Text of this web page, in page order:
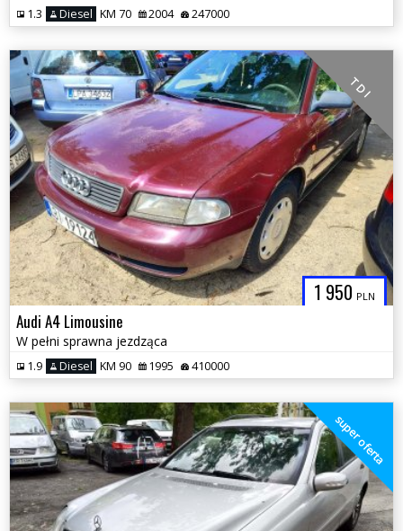
1.3 Diesel KM 70 2004 247000
1 950 PLN
T D I
Audi A4 Limousine
W pełni sprawna jezdząca
1.9 Diesel KM 90 1995 410000
super oferta